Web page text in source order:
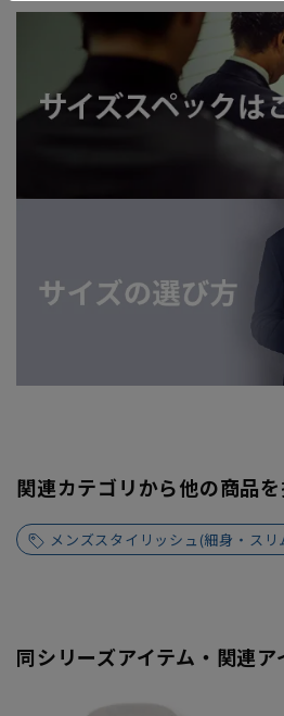
関連カテゴリから他の商品
メンズスタイリッシュ(細身・ス
同シリーズアイテム・関連ア